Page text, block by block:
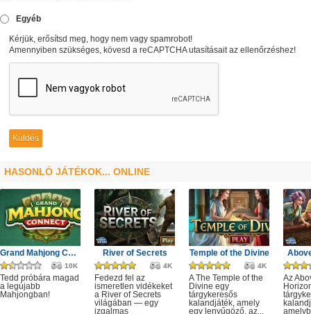
Egyéb
Kérjük, erősítsd meg, hogy nem vagy spamrobot!
Amennyiben szükséges, kövesd a reCAPTCHA utasításait az ellenőrzéshez!
HASONLÓ JÁTÉKOK... ONLINE
Grand Mahjong Connect
10K
Tedd próbára magad
a legújabb
Mahjongban!
River of Secrets
4K
Fedezd fel az
ismeretlen vidékeket
a River of Secrets
világában — egy
izgalmas
Temple of the Divine
4K
A The Temple of the
Divine egy
tárgykeresős
kalandjáték, amely
egy lenyűgöző, az...
Az